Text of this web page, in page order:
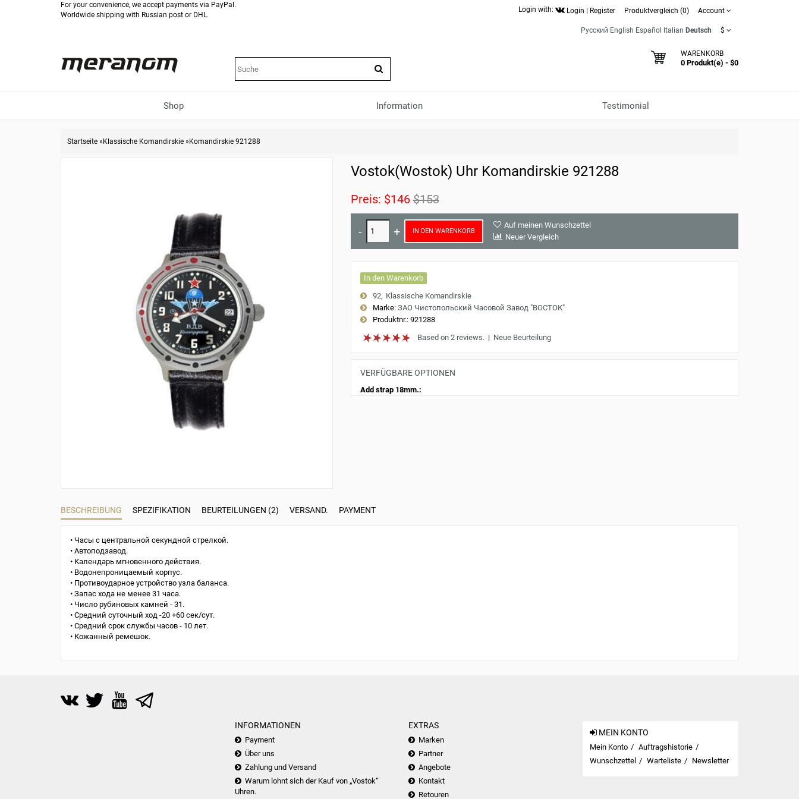
For your convenience, we accept payments via PayPal.
Worldwide shipping with Russian post or DHL.
Login with: Login Register Produktvergleich (0) Account
Русский English Español Italian Deutsch $
WARENKORB
0 Produkt(e) - $0
Shop Information Testimonial
Startseite » Klassische Komandirskie » Komandirskie 921288
Vostok(Wostok) Uhr Komandirskie 921288
Preis: $146 $153
IN DEN WARENKORB
Auf meinen Wunschzettel
Neuer Vergleich
In den Warenkorb
92
Klassische Komandirskie
Marke: ЗАО Чистопольский Часовой Завод "ВОСТОК"
Produktnr.:921288
Based on 2 reviews.| Neue Beurteilung
VERFÜGBARE OPTIONEN
Add strap 18mm.:
BESCHREIBUNG SPEZIFIKATION BEURTEILUNGEN (2) VERSAND. PAYMENT
• Часы с центральной секундной стрелкой.
• Автоподзавод.
• Календарь мгновенного действия.
• Водонепроницаемый корпус.
• Противоударное устройство узла баланса.
• Запас хода не менее 31 часа.
• Число рубиновых камней - 31.
• Средний суточный ход -20 +60 сек/сут.
• Средний срок службы часов - 10 лет.
• Кожанный ремешок.
INFORMATIONEN
Payment
Über uns
Zahlung und Versand
Warum lohnt sich der Kauf von „Vostok“
Uhren.
EXTRAS
Marken
Partner
Angebote
Kontakt
Retouren
MEIN KONTO
Mein Konto
Auftragshistorie
Wunschzettel
Warteliste Newsletter